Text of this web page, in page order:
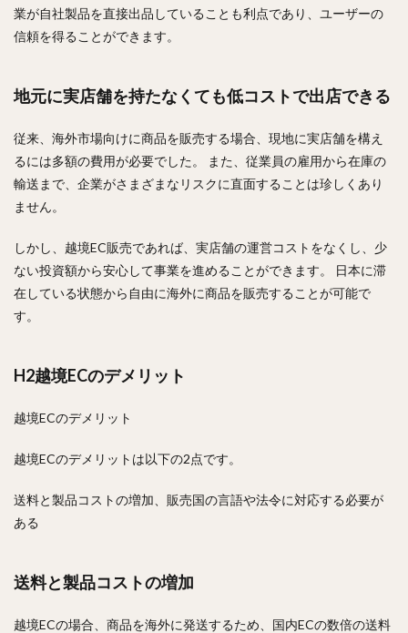
業が自社製品を直接出品していることも利点であり、ユーザーの
信頼を得ることができます。
地元に実店舗を持たなくても低コストで出店できる
従来、海外市場向けに商品を販売する場合、現地に実店舗を構え
るには多額の費用が必要でした。 また、従業員の雇用から在庫の
輸送まで、企業がさまざまなリスクに直面することは珍しくあり
ません。
しかし、越境EC販売であれば、実店舗の運営コストをなくし、少
ない投資額から安心して事業を進めることができます。 日本に滞
在している状態から自由に海外に商品を販売することが可能で
す。
H2越境ECのデメリット
越境ECのデメリット
越境ECのデメリットは以下の2点です。
送料と製品コストの増加、販売国の言語や法令に対応する必要が
ある
送料と製品コストの増加
越境ECの場合、商品を海外に発送するため、国内ECの数倍の送料